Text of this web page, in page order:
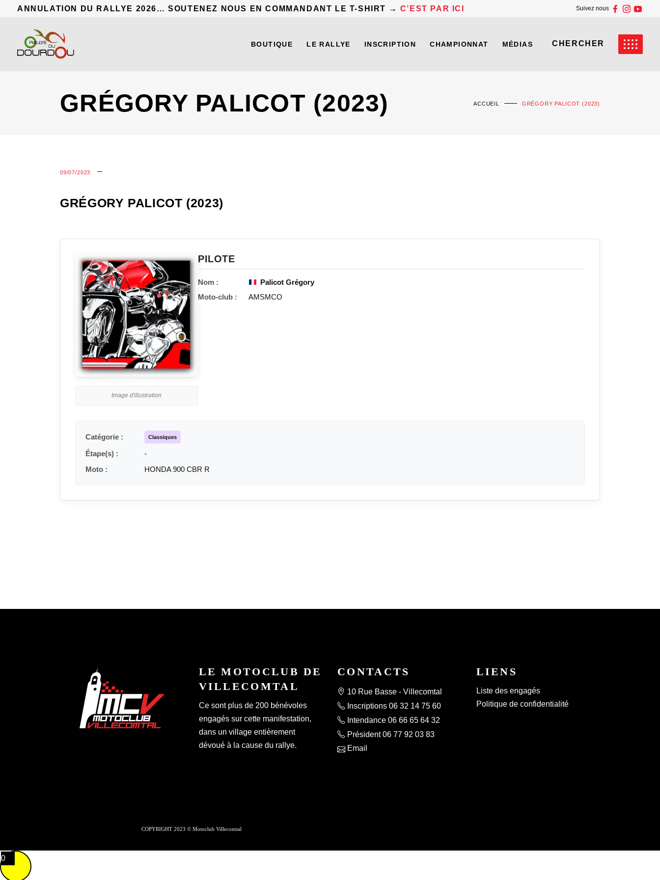
ANNULATION DU RALLYE 2026… SOUTENEZ NOUS EN COMMANDANT LE T-SHIRT → C’EST PAR ICI Suivez nous
BOUTIQUE LE RALLYE INSCRIPTION CHAMPIONNAT MÉDIAS
GRÉGORY PALICOT (2023) ACCUEIL GRÉGORY PALICOT (2023)
09/07/2023
GRÉGORY PALICOT (2023)
Image d'illustration
PILOTE
Nom :
Palicot Grégory
Moto-club :
AMSMCO
Catégorie : Classiques
Étape(s) :
-
Moto :
HONDA 900 CBR R
LE MOTOCLUB DE
VILLECOMTAL
Ce sont plus de 200 bénévoles
engagés sur cette manifestation,
dans un village entièrement
dévoué à la cause du rallye.
CONTACTS
10 Rue Basse - Villecomtal
Inscriptions 06 32 14 75 60
Intendance 06 66 65 64 32
Président 06 77 92 03 83
Email
LIENS
Liste des engagés
Politique de confidentialité
COPYRIGHT 2023 © Motoclub Villecomtal
0